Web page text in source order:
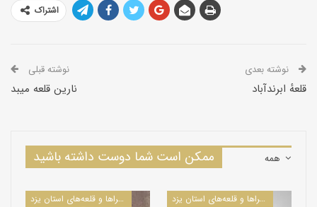
اشتراک
نوشته قبلی
نارین قلعه میبد قلعهٔ ابرندآباد
ممکن است شما دوست داشته باشید
کاروانسراها و قلعه‌های استان یزد کاروانسراها و قلعه‌های استان یزد